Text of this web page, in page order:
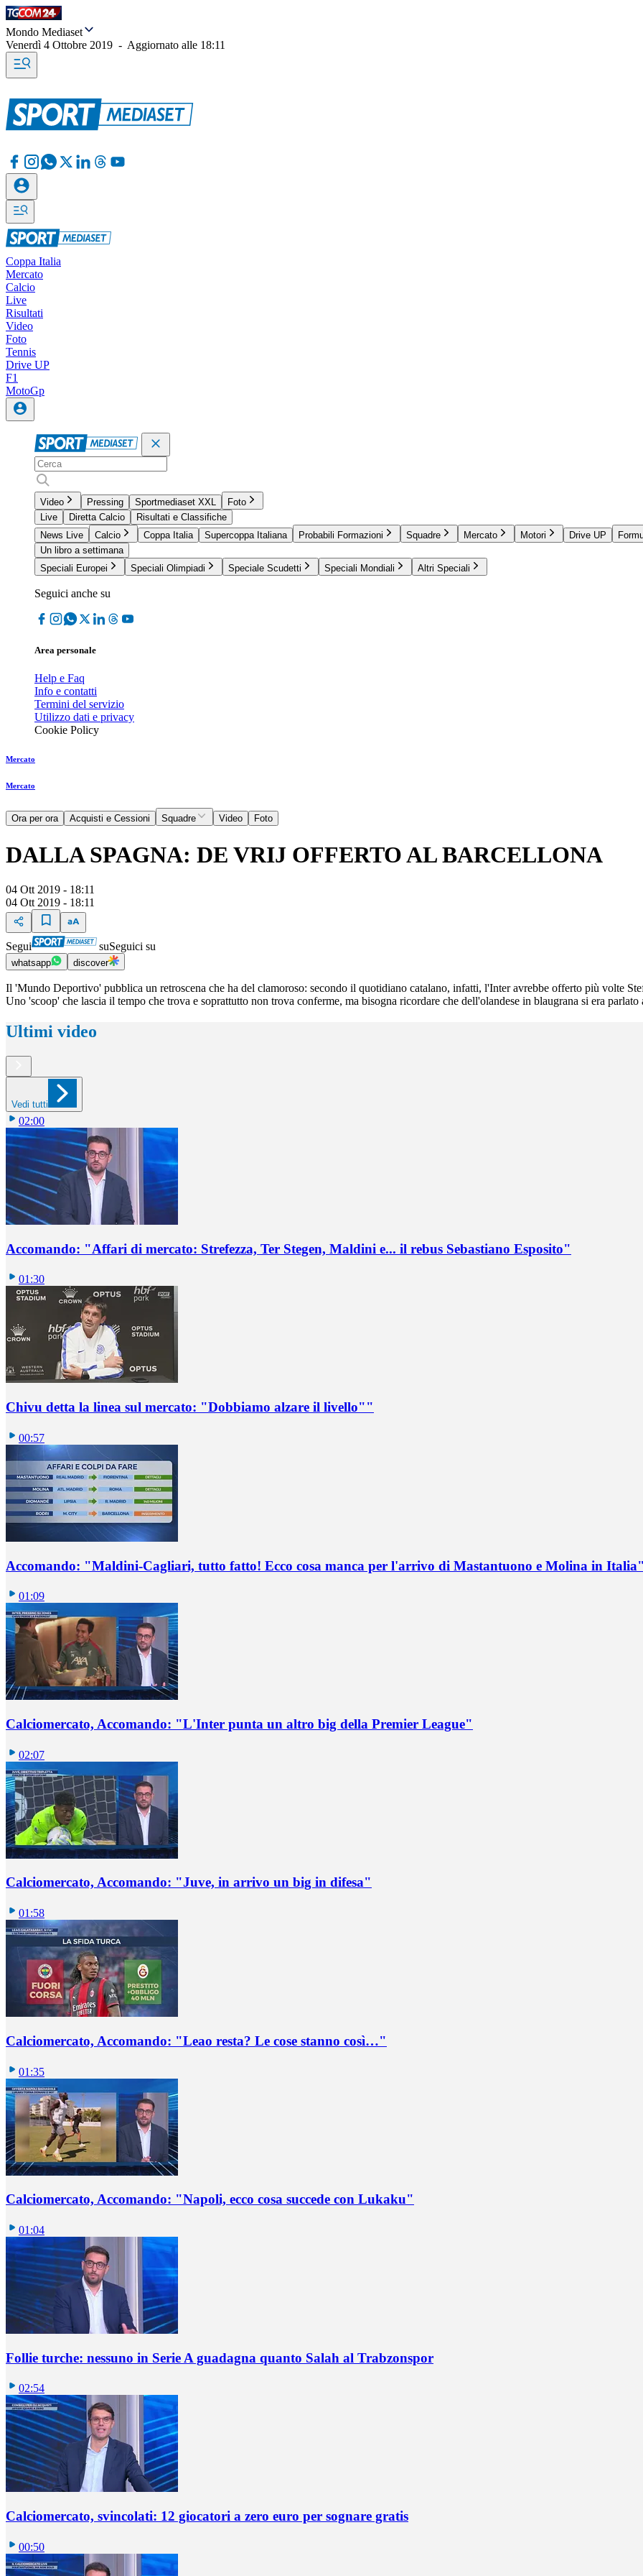
Mondo Mediaset
Venerdì 4 Ottobre 2019 - Aggiornato alle 18:11
Coppa Italia
Mercato
Calcio
Live
Risultati
Video
Foto
Tennis
Drive UP
F1
MotoGp
Video Pressing Sportmediaset XXL
Foto
Live
Diretta Calcio
Risultati e Classifiche
News Live
Calcio Coppa Italia Supercoppa Italiana Probabili Formazioni Squadre Mercato Motori Drive UP
Un libro a settimana
Speciali Europei
Speciali Olimpiadi Speciale Scudetti Speciali Mondiali Altri Speciali
Seguici anche su
Area personale
Help e Faq
Info e contatti
Termini del servizio
Utilizzo dati e privacy
Cookie Policy
Mercato
Mercato
Ora per ora Acquisti e Cessioni Squadre Video Foto
DALLA SPAGNA: DE VRIJ OFFERTO AL BARCELLONA
04 Ott 2019 - 18:11
04 Ott 2019 - 18:11
Segui suSeguici su
whatsapp discover
Il 'Mundo Deportivo' pubblica un retroscena che ha del clamoroso: secondo il quotidiano catalano, infatti, l'Inter avrebbe offerto più volte
Uno 'scoop' che lascia il tempo che trova e soprattutto non trova conferme, ma bisogna ricordare che dell'olandese in blaugrana si era
Ultimi video
Vedi tutti
02:00
Accomando: "Affari di mercato: Strefezza, Ter Stegen, Maldini e... il rebus Sebastiano Esposito"
01:30
Chivu detta la linea sul mercato: "Dobbiamo alzare il livello""
00:57
Accomando: "Maldini-Cagliari, tutto fatto! Ecco cosa manca per l'arrivo di Mastantuono e Molina in
01:09
Calciomercato, Accomando: "L'Inter punta un altro big della Premier League"
02:07
Calciomercato, Accomando: "Juve, in arrivo un big in difesa"
01:58
Calciomercato, Accomando: "Leao resta? Le cose stanno così…"
01:35
Calciomercato, Accomando: "Napoli, ecco cosa succede con Lukaku"
01:04
Follie turche: nessuno in Serie A guadagna quanto Salah al Trabzonspor
02:54
Calciomercato, svincolati: 12 giocatori a zero euro per sognare gratis
00:50